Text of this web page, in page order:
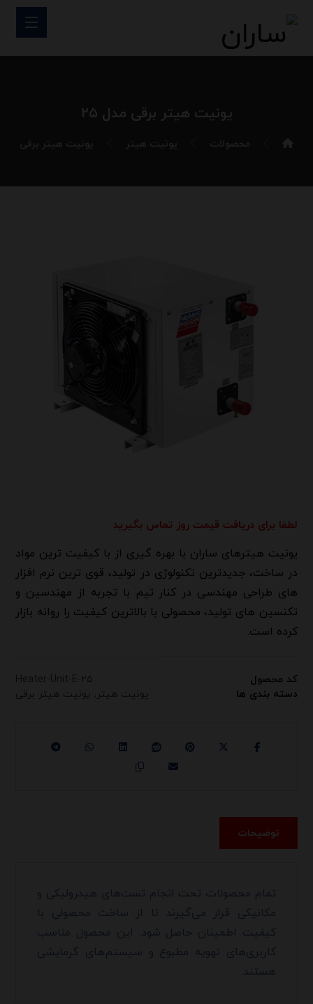
یونیت هیتر برقی مدل ۲۵
محصولات یونیت هیتر یونیت هیتر برقی
لطفا برای دریافت قیمت روز تماس بگیرید
یونیت هیترهای ساران با بهره گیری از با کیفیت ترین مواد
در ساخت، جدیدترین تکنولوژی در تولید، قوی ترین نرم افزار
های طراحی مهندسی در کنار تیم با تجربه از مهندسین و
تکنسین های تولید، محصولی با بالاترین کیفیت را روانه بازار
کرده است.
کد محصول
دسته بندی ها
توضیحات
تمام محصولات تحت انجام تست‌های هیدرولیکی و
مکانیکی قرار می‌گیرند تا از ساخت محصولی با
کیفیت اطمینان حاصل شود. این محصول مناسب
کاربری‌های تهویه مطبوع و سیستم‌های گرمایشی
هستند.